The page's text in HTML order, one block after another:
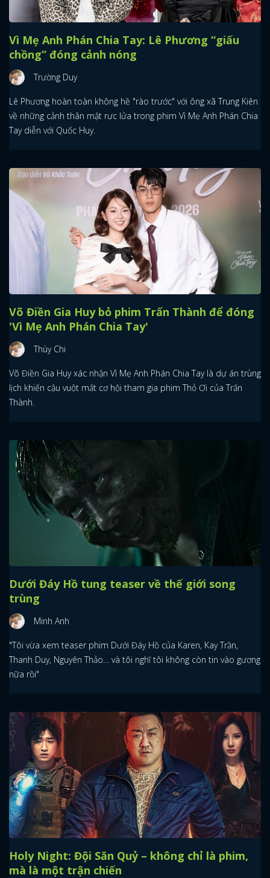
Vì Mẹ Anh Phán Chia Tay: Lê Phương “giấu
chồng” đóng cảnh nóng
Trường Duy
Lê Phương hoàn toàn không hề "rào trước" với ông xã Trung Kiên
về những cảnh thân mật rực lửa trong phim Vì Mẹ Anh Phán Chia
Tay diễn với Quốc Huy.
Võ Điền Gia Huy bỏ phim Trấn Thành để đóng
'Vì Mẹ Anh Phán Chia Tay'
Thùy Chi
Võ Điền Gia Huy xác nhận Vì Mẹ Anh Phán Chia Tay là dự án trùng
lịch khiến cậu vuột mất cơ hội tham gia phim Thỏ Ơi của Trấn
Thành.
Dưới Đáy Hồ tung teaser về thế giới song
trùng
Minh Anh
"Tôi vừa xem teaser phim Dưới Đáy Hồ của Karen, Kay Trần,
Thanh Duy, Nguyên Thảo… và tôi nghĩ tôi không còn tin vào gương
nữa rồi"
Holy Night: Đội Săn Quỷ – không chỉ là phim,
mà là một trận chiến